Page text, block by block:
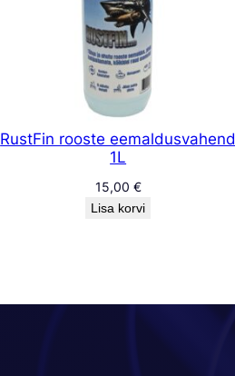
RustFin rooste eemaldusvahend
1L
15,00 €
Lisa korvi